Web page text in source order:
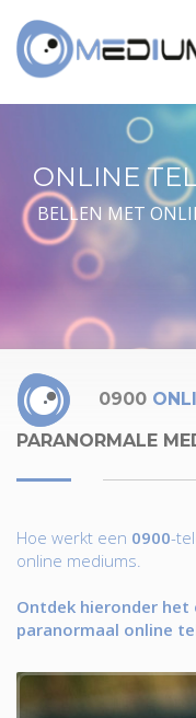
ONLINE
BELLEN MET
0900
PARANORMALE
Hoe werkt een 0900-
online mediums.
Ontdek hieronder het
paranormaal online